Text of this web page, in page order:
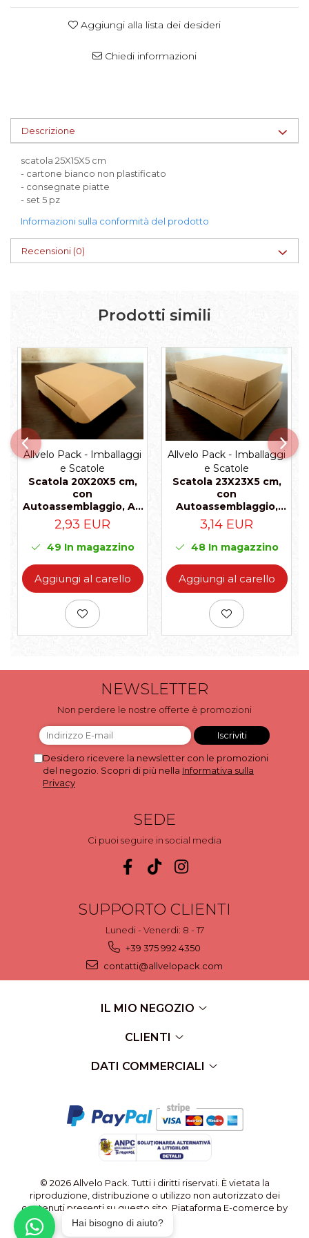
Scatole Senza Finestra per Mini
Pasticcini
Supporti per Pasticcini
Vassoi in Cartone
Vassoi per Pasticcini e Torte
Aggiungi alla lista dei desideri
Chiedi informazioni
Descrizione
scatola 25X15X5 cm
- cartone bianco non plastificato
- consegnate piatte
- set 5 pz
Informazioni sulla conformità del prodotto
Recensioni (0)
Prodotti simili
Allvelo Pack - Imballaggi
e Scatole
Scatola 20X20X5 cm,
con
Autoassemblaggio, A1-
Naturale, Set 5 Pz
2,93 EUR
49 In magazzino
Aggiungi al carello
Allvelo Pack - Imballaggi
e Scatole
Scatola 23X23X5 cm,
con
Autoassemblaggio,
A2- Naturale, Set 5 Pz
3,14 EUR
48In magazzino
Aggiungi al carello
NEWSLETTER
Non perdere le nostre offerte è promozioni
Desidero ricevere la newsletter con le promozioni
del negozio. Scopri di più nella Informativa sulla
Privacy
SEDE
Ci puoi seguire in social media
SUPPORTO CLIENTI
Lunedi - Venerdi: 8 - 17
+39 375 992 4350
contatti@allvelopack.com
IL MIO NEGOZIO
CLIENTI
DATI COMMERCIALI
© 2026 Allvelo Pack. Tutti i diritti riservati. È vietata la
riproduzione, distribuzione o utilizzo non autorizzato dei
contenuti presenti su questo sito. Piataforma E-comerce by
Gomag
Hai bisogno di aiuto?